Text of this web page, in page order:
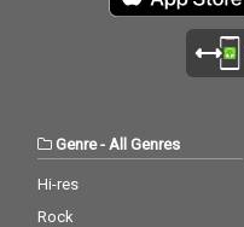
Genre- All Genres
Hi-res
Rock